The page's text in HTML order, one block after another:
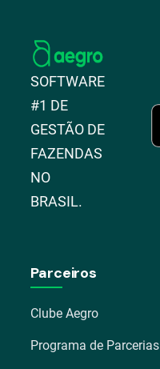
SOFTWARE
#1 DE
GESTÃO DE
FAZENDAS
NO
BRASIL.
Parceiros
Clube Aegro
Programa de Parcerias